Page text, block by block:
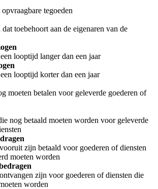
tegoeden
toebehoort aan de eigenaren van de
looptijd langer dan een jaar
looptijd korter dan een jaar
moeten betalen voor geleverde goederen of
nog betaald moeten worden voor geleverde
zijn betaald voor goederen of diensten
moeten worden
zijn voor goederen of diensten die
worden